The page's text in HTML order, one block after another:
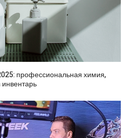
профессиональная химия,